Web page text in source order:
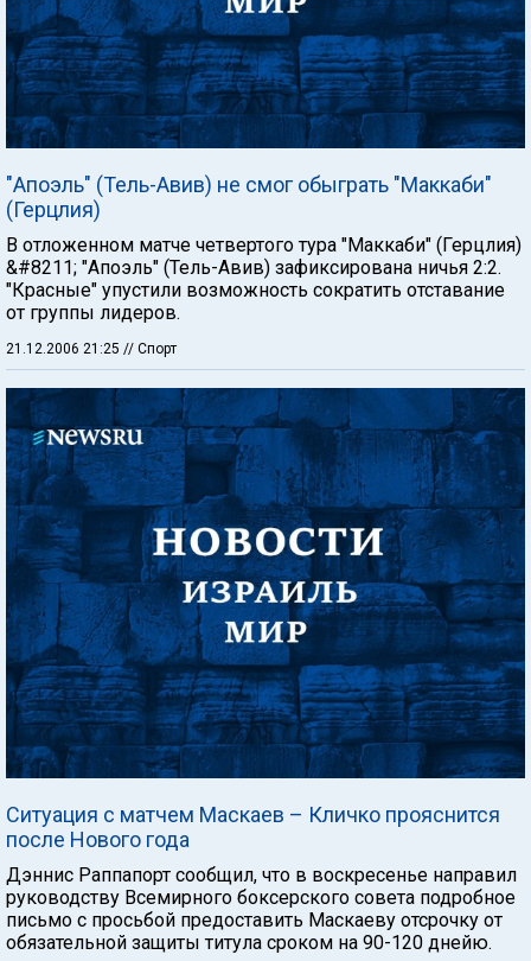
"Апоэль" (Тель-Авив) не смог обыграть "Маккаби"
(Герцлия)
В отложенном матче четвертого тура "Маккаби" (Герцлия)
&#8211; "Апоэль" (Тель-Авив) зафиксирована ничья 2:2.
"Красные" упустили возможность сократить отставание
от группы лидеров.
21.12.2006 21:25 // Спорт
Ситуация с матчем Маскаев – Кличко прояснится
после Нового года
Дэннис Раппапорт сообщил, что в воскресенье направил
руководству Всемирного боксерского совета подробное
письмо с просьбой предоставить Маскаеву отсрочку от
обязательной защиты титула сроком на 90-120 днейю.